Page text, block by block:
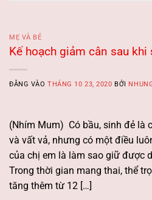
MẸ VÀ BÉ
Kế hoạch giảm cân sau
ĐĂNG VÀOTHÁNG 10 23, 2020 BỞI
(Nhím Mum) Có bầu, sinh đẻ là
và vất vả, nhưng có một điều
của chị em là làm sao giữ được
Trong thời gian mang thai, thể
tăng thêm từ 12 […]